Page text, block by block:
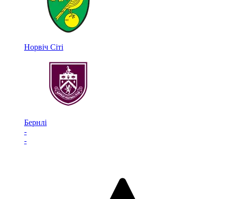
Норвіч Сіті
Бернлі
-
-